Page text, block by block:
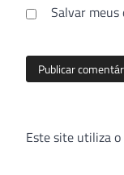
Salvar meus
Este site utiliza